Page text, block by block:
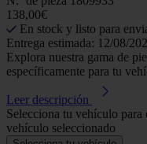
138,00€
En stock y listo para
Entrega estimada: 12/08/
Explora nuestra gama de
específicamente para tu
Leer descripción
Selecciona tu vehículo
vehículo seleccionado